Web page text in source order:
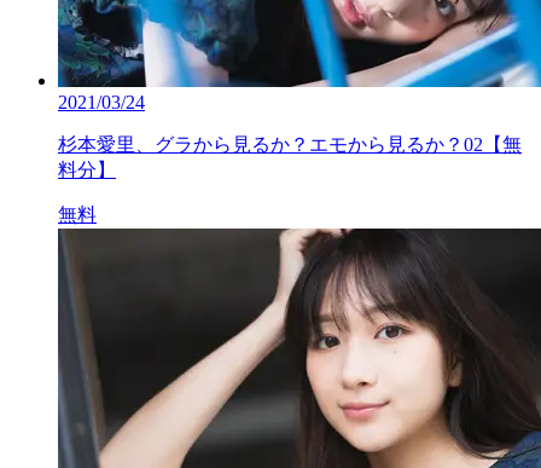
2021/03/24
杉本愛里、グラから見るか？エモから見るか？02【無
料分】
無料